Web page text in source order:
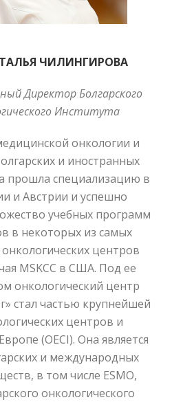
ЧИЛИНГИРОВА
Директор Болгарского
Института
онкологии и
и иностранных
прошла специализацию в
и Австрии и успешно
учебных программ
в некоторых из самых
центров
MSKCC в США. Под ее
онкологический центр
стал частью крупнейшей
центров и
(OECI). Она является
и международных
в том числе ESMO,
онкологического